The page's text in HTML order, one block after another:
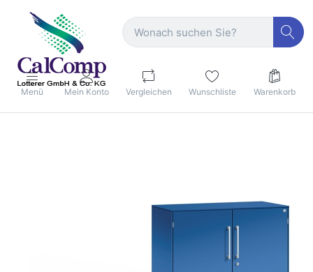
Menü Mein Konto Vergleichen Wunschliste Warenkorb